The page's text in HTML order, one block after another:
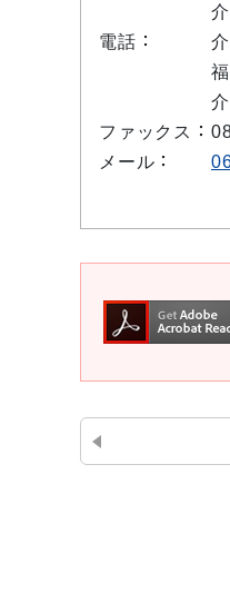
電話：
ファックス：
メール：